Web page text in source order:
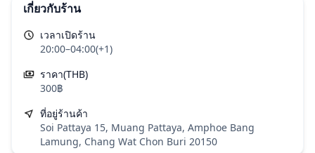
เกี่ยวกับร้าน
เวลาเปิดร้าน
20:00–04:00(+1)
ราคา(THB)
300฿
ที่อยู่ร้านค้า
Soi Pattaya 15, Muang Pattaya, Amphoe Bang
Lamung, Chang Wat Chon Buri 20150